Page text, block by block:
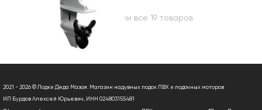
Вы посмотрели все 19 товаров
2021 - 2026 © Лодки Деда Мазая. Магазин надувных лодок ПВХ и лодочных моторов
ИП Бурдов Алексей Юрьевич, ИНН 024803155481